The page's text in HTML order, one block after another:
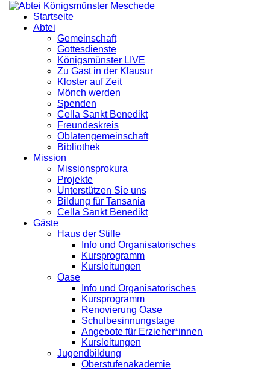
Startseite
Abtei
Gemeinschaft
Gottesdienste
Königsmünster LIVE
Zu Gast in der Klausur
Kloster auf Zeit
Mönch werden
Spenden
Cella Sankt Benedikt
Freundeskreis
Oblatengemeinschaft
Bibliothek
Mission
Missionsprokura
Projekte
Unterstützen Sie uns
Bildung für Tansania
Cella Sankt Benedikt
Gäste
Haus der Stille
Info und Organisatorisches
Kursprogramm
Kursleitungen
Oase
Info und Organisatorisches
Kursprogramm
Renovierung Oase
Schulbesinnungstage
Angebote für Erzieher*innen
Kursleitungen
Jugendbildung
Oberstufenakademie